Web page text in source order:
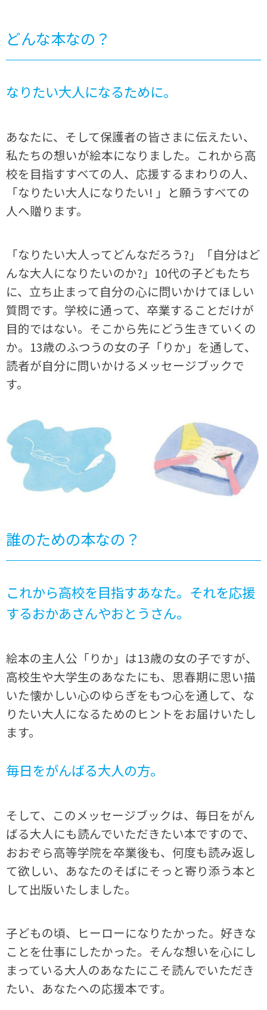
どんな本なの？
なりたい大人になるために。
あなたに、そして保護者の皆さまに伝えたい、
私たちの想いが絵本になりました。これから高
校を目指すすべての人、応援するまわりの人、
「なりたい大人になりたい! 」と願うすべての
人へ贈ります。
「なりたい大人ってどんなだろう?」「自分はど
んな大人になりたいのか?」10代の子どもたち
に、立ち止まって自分の心に問いかけてほしい
質問です。学校に通って、卒業することだけが
目的ではない。そこから先にどう生きていくの
か。13歳のふつうの女の子「りか」を通して、
読者が自分に問いかけるメッセージブックで
す。
誰のための本なの？
これから高校を目指すあなた。それを応援
するおかあさんやおとうさん。
絵本の主人公「りか」は13歳の女の子ですが、
高校生や大学生のあなたにも、思春期に思い描
いた懐かしい心のゆらぎをもつ心を通して、な
りたい大人になるためのヒントをお届けいたし
ます。
毎日をがんばる大人の方。
そして、このメッセージブックは、毎日をがん
ばる大人にも読んでいただきたい本ですので、
おおぞら高等学院を卒業後も、何度も読み返し
て欲しい、あなたのそばにそっと寄り添う本と
して出版いたしました。
子どもの頃、ヒーローになりたかった。好きな
ことを仕事にしたかった。そんな想いを心にし
まっている大人のあなたにこそ読んでいただき
たい、あなたへの応援本です。